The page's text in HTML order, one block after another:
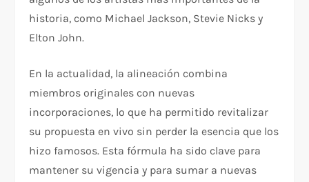
historia, como Michael Jackson, Stevie Nicks y
Elton John.
En la actualidad, la alineación combina
miembros originales con nuevas
incorporaciones, lo que ha permitido revitalizar
su propuesta en vivo sin perder la esencia que los
hizo famosos. Esta fórmula ha sido clave para
mantener su vigencia y para sumar a nuevas